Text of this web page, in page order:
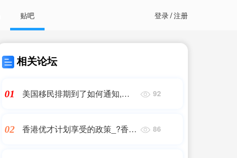
贴吧 登录/注册
相关论坛
01
美国移民排期到了如何通知,美
92
02
香港优才计划享受的政策_?香港
86